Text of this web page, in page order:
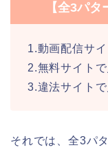
【全3パ
1.動画配信サ
2.無料サイト
3.違法サイト
それでは、全3パ